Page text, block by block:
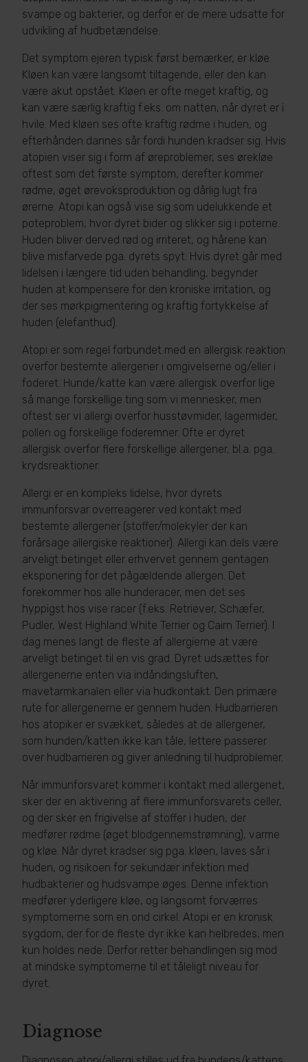
svampe og bakterier, og derfor er de mere udsatte for
udvikling af hudbetændelse.
Det symptom ejeren typisk først bemærker, er kløe.
Kløen kan være langsomt tiltagende, eller den kan
være akut opstået. Kløen er ofte meget kraftig, og
kan være særlig kraftig f.eks. om natten, når dyret er i
hvile. Med kløen ses ofte kraftig rødme i huden, og
efterhånden dannes sår fordi hunden kradser sig. Hvis
atopien viser sig i form af øreproblemer, ses ørekløe
oftest som det første symptom, derefter kommer
rødme, øget ørevoksproduktion og dårlig lugt fra
ørerne. Atopi kan også vise sig som udelukkende et
poteproblem, hvor dyret bider og slikker sig i poterne.
Huden bliver derved rød og irriteret, og hårene kan
blive misfarvede pga. dyrets spyt. Hvis dyret går med
lidelsen i længere tid uden behandling, begynder
huden at kompensere for den kroniske irritation, og
der ses mørkpigmentering og kraftig fortykkelse af
huden (elefanthud).
Atopi er som regel forbundet med en allergisk reaktion
overfor bestemte allergener i omgivelserne og/eller i
foderet. Hunde/katte kan være allergisk overfor lige
så mange forskellige ting som vi mennesker, men
oftest ser vi allergi overfor husstøvmider, lagermider,
pollen og forskellige foderemner. Ofte er dyret
allergisk overfor flere forskellige allergener, bl.a. pga.
krydsreaktioner.
Allergi er en kompleks lidelse, hvor dyrets
immunforsvar overreagerer ved kontakt med
bestemte allergener (stoffer/molekyler der kan
forårsage allergiske reaktioner). Allergi kan dels være
arveligt betinget eller erhvervet gennem gentagen
eksponering for det pågældende allergen. Det
forekommer hos alle hunderacer, men det ses
hyppigst hos vise racer (f.eks. Retriever, Schæfer,
Pudler, West Highland White Terrier og Cairn Terrier). I
dag menes langt de fleste af allergierne at være
arveligt betinget til en vis grad. Dyret udsættes for
allergenerne enten via indåndingsluften,
mavetarmkanalen eller via hudkontakt. Den primære
rute for allergenerne er gennem huden. Hudbarrieren
hos atopiker er svækket, således at de allergener,
som hunden/katten ikke kan tåle, lettere passerer
over hudbarrieren og giver anledning til hudproblemer.
Når immunforsvaret kommer i kontakt med allergenet,
sker der en aktivering af flere immunforsvarets celler,
og der sker en frigivelse af stoffer i huden, der
medfører rødme (øget blodgennemstrømning), varme
og kløe. Når dyret kradser sig pga. kløen, laves sår i
huden, og risikoen for sekundær infektion med
hudbakterier og hudsvampe øges. Denne infektion
medfører yderligere kløe, og langsomt forværres
symptomerne som en ond cirkel. Atopi er en kronisk
sygdom, der for de fleste dyr ikke kan helbredes, men
kun holdes nede. Derfor retter behandlingen sig mod
at mindske symptomerne til et tåleligt niveau for
dyret.
Diagnose